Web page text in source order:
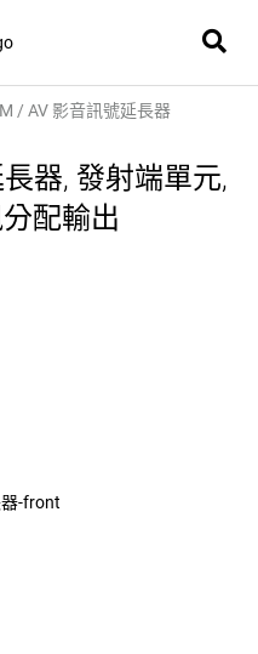
/ AV 影音訊號延長器
器, 發射端單元,
配輸出